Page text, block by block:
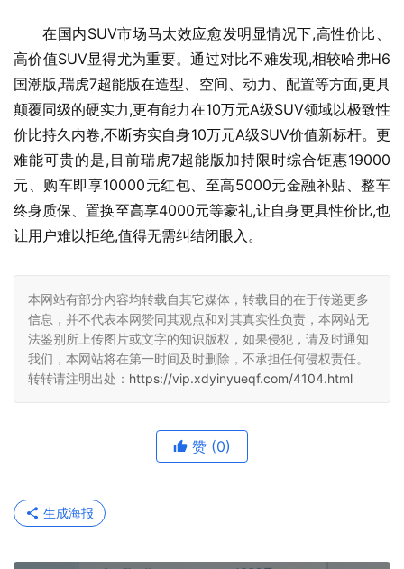
在国内SUV市场马太效应愈发明显情况下,高性价比、
高价值SUV显得尤为重要。通过对比不难发现,相较哈弗H6
国潮版,瑞虎7超能版在造型、空间、动力、配置等方面,更具
颠覆同级的硬实力,更有能力在10万元A级SUV领域以极致性
价比持久内卷,不断夯实自身10万元A级SUV价值新标杆。更
难能可贵的是,目前瑞虎7超能版加持限时综合钜惠19000
元、购车即享10000元红包、至高5000元金融补贴、整车
终身质保、置换至高享4000元等豪礼,让自身更具性价比,也
让用户难以拒绝,值得无需纠结闭眼入。
本网站有部分内容均转载自其它媒体，转载目的在于传递更多
信息，并不代表本网赞同其观点和对其真实性负责，本网站无
法鉴别所上传图片或文字的知识版权，如果侵犯，请及时通知
我们，本网站将在第一时间及时删除，不承担任何侵权责任。
转转请注明出处： https://vip.xdyinyueqf.com/4104.html
赞 (0)
生成海报